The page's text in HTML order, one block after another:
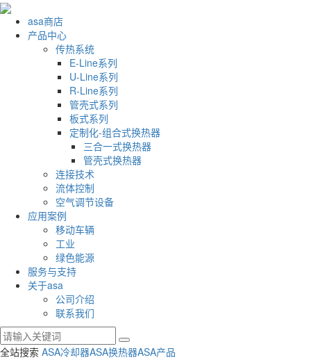
asa商店
产品中心
传热系统
E-Line系列
U-Line系列
R-Line系列
管壳式系列
板式系列
定制化-组合式换热器
三合一式换热器
管壳式换热器
连接技术
流体控制
空气调节设备
应用案例
移动车辆
工业
绿色能源
服务与支持
关于asa
公司介绍
联系我们
全站搜索 ASA冷却器ASA换热器ASA产品